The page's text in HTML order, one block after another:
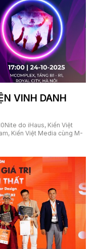
VINH DANH
do iHaus, Kiến Việt
Kiến Việt Media cùng M-